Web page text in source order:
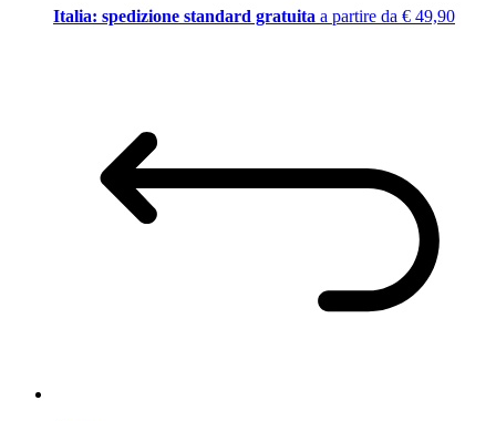
Italia: spedizione standard gratuita a partire da € 49,90